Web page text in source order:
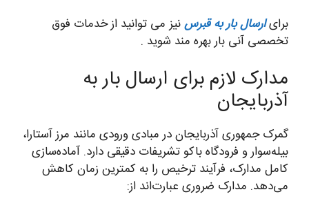
برایارسال بار به قبرسنیز می توانید از خدمات فوق
تخصصی آنی بار بهره مند شوید .
مدارک لازم برای ارسال بار به
آذربایجان
گمرک جمهوری آذربایجان در مبادی ورودی مانند مرز آستارا،
بیله‌سوار و فرودگاه باکو تشریفات دقیقی دارد. آماده‌سازی
کامل مدارک، فرآیند ترخیص را به کمترین زمان کاهش
می‌دهد. مدارک ضروری عبارت‌اند از: